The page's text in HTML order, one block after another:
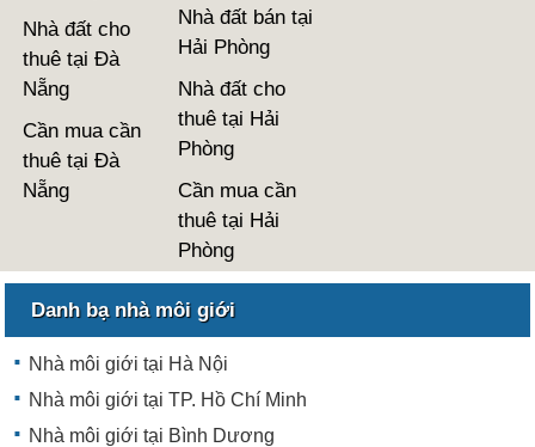
Nhà đất cho
thuê tại Đà
Nẵng
Cần mua cần
thuê tại Đà
Nẵng
Nhà đất bán tại
Hải Phòng
Nhà đất cho
thuê tại Hải
Phòng
Cần mua cần
thuê tại Hải
Phòng
Danh bạ nhà môi giới
Nhà môi giới tại Hà Nội
Nhà môi giới tại TP. Hồ Chí Minh
Nhà môi giới tại Bình Dương